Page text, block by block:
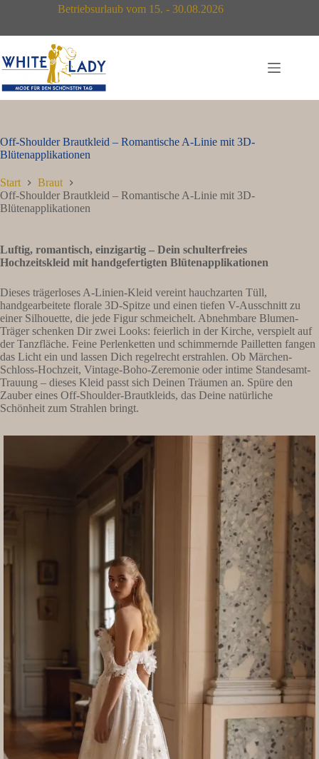
Betriebsurlaub vom 15. - 30.08.2026
Off-Shoulder Brautkleid – Romantische A-Linie mit 3D-
Blütenapplikationen
Start
Braut
Off-Shoulder Brautkleid – Romantische A-Linie mit 3D-
Blütenapplikationen
Luftig, romantisch, einzigartig – Dein schulterfreies
Hochzeitskleid mit handgefertigten Blütenapplikationen
Dieses trägerloses A-Linien-Kleid vereint hauchzarten Tüll,
handgearbeitete florale 3D-Spitze und einen tiefen V-Ausschnitt zu
einer Silhouette, die jede Figur schmeichelt. Abnehmbare Blumen-
Träger schenken Dir zwei Looks: feierlich in der Kirche, verspielt auf
der Tanzfläche. Feine Perlenketten und schimmernde Pailletten fangen
das Licht ein und lassen Dich regelrecht erstrahlen. Ob Märchen-
Schloss-Hochzeit, Vintage-Boho-Zeremonie oder intime Standesamt-
Trauung – dieses Kleid passt sich Deinen Träumen an. Spüre den
Zauber eines Off-Shoulder-Brautkleids, das Deine natürliche
Schönheit zum Strahlen bringt.